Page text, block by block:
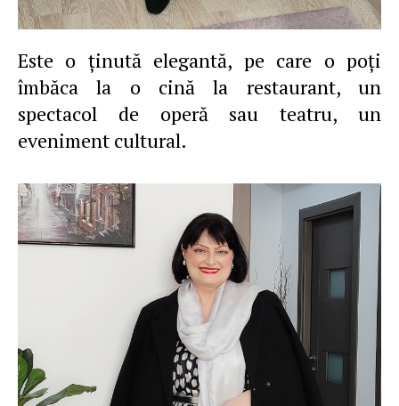
Este o ţinută elegantă, pe care o poţi
îmbăca la o cină la restaurant, un
spectacol de operă sau teatru, un
eveniment cultural.